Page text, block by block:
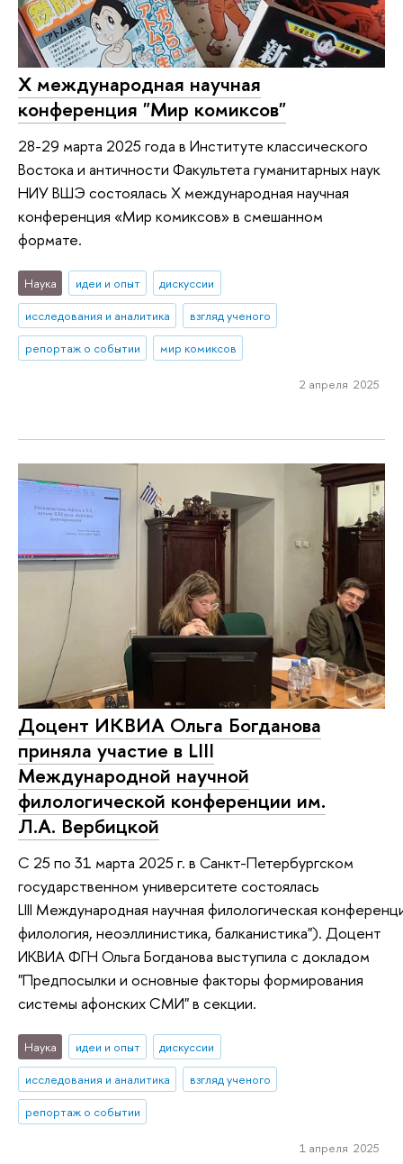
Х международная научная
конференция "Мир комиксов"
28-29 марта 2025 года в Институте классического
Востока и античности Факультета гуманитарных наук
НИУ ВШЭ состоялась Х международная научная
конференция «Мир комиксов» в смешанном
формате.
Наука идеи и опыт
дискуссии
исследования и аналитика
взгляд ученого
репортаж о событии
мир комиксов
2 апреля 2025
Доцент ИКВИА Ольга Богданова
приняла участие в LIII
Международной научной
филологической конференции им.
Л.А. Вербицкой
С 25 по 31 марта 2025 г. в Санкт-Петербургском
государственном университете состоялась
LIII Международная научная филологическая
филология, неоэллинистика, балканистика"). Доцент
ИКВИА ФГН Ольга Богданова выступила с докладом
"Предпосылки и основные факторы формирования
системы афонских СМИ" в секции.
Наука идеи и опыт
дискуссии
исследования и аналитика
взгляд ученого
репортаж о событии
1 апреля 2025